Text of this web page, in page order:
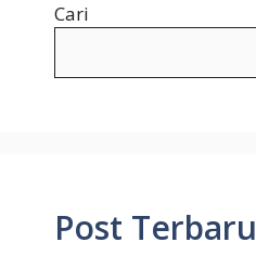
Cari
Post Terbaru